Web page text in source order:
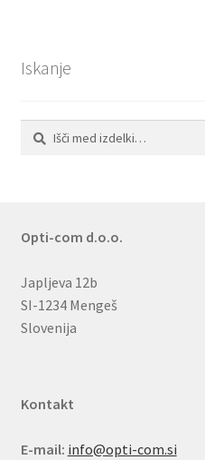
Iskanje
Išči:
Iskanje
Opti-com d.o.o.
Japljeva 12b
SI-1234 Mengeš
Slovenija
Kontakt
E-mail: info@opti-com.si